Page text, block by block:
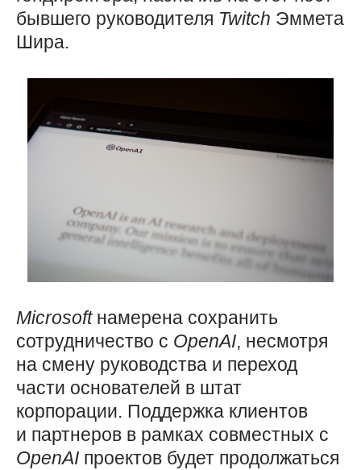
бывшего руководителя Twitch Эммета
Шира.
Microsoft намерена сохранить
сотрудничество с OpenAI, несмотря
на смену руководства и переход
части основателей в штат
корпорации. Поддержка клиентов
и партнеров в рамках совместных с
OpenAI проектов будет продолжаться